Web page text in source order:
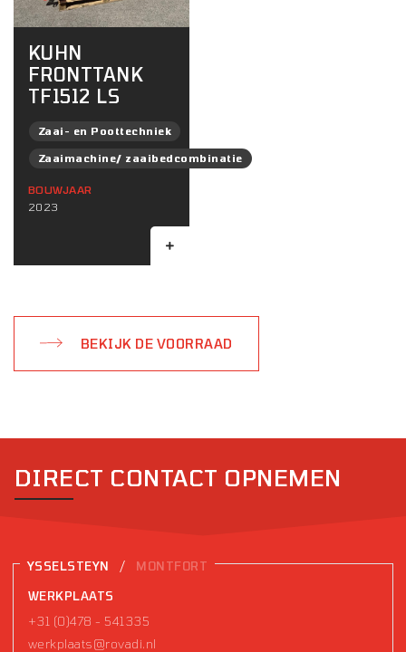
KUHN
FRONTTANK
TF1512 LS
Zaai- en Poottechniek
Zaaimachine/ zaaibedcombinatie
BOUWJAAR
2023
BEKIJK DE VOORRAAD
DIRECT CONTACT OPNEMEN
YSSELSTEYN / MONTFORT
WERKPLAATS
+31 (0)478 - 541335
werkplaats@rovadi.nl